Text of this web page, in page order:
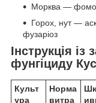
Морква —
Горох, нут —
фузаріоз
Інструкція із
фунгіциду
Культ
ура
Норма
витра